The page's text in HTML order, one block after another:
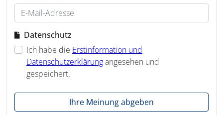
Datenschutz
Ich habe die Erstinformation und
Datenschutzerklärungangesehen und
gespeichert.
Ihre Meinung abgeben